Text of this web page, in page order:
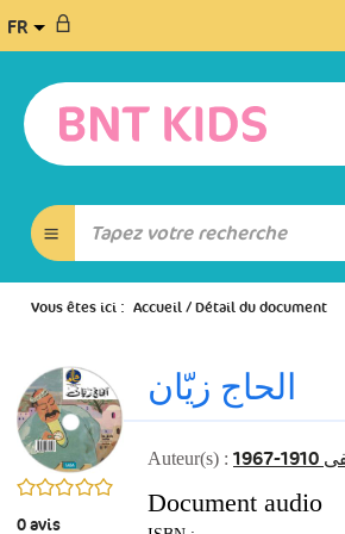
FR
Vous êtes ici : Accueil/Détail du document
0/5
0avis
الحاج زيّان
Auteur(s) :
Document audio